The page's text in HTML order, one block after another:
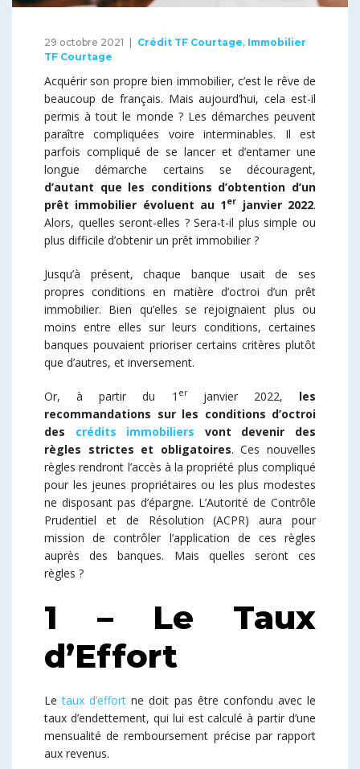
29 octobre 2021 Crédit TF Courtage, Immobilier
TF Courtage
Acquérir son propre bien immobilier, c’est le rêve de
beaucoup de français. Mais aujourd’hui, cela est-il
permis à tout le monde ? Les démarches peuvent
paraître compliquées voire interminables. Il est
parfois compliqué de se lancer et d’entamer une
longue démarche certains se découragent,
d’autant que les conditions d’obtention d’un
prêt immobilier évoluent au 1er janvier 2022.
Alors, quelles seront-elles ? Sera-t-il plus simple ou
plus difficile d’obtenir un prêt immobilier ?
Jusqu’à présent, chaque banque usait de ses
propres conditions en matière d’octroi d’un prêt
immobilier. Bien qu’elles se rejoignaient plus ou
moins entre elles sur leurs conditions, certaines
banques pouvaient prioriser certains critères plutôt
que d’autres, et inversement.
Or, à partir du 1 erjanvier 2022, les
recommandations sur les conditions d’octroi
des crédits immobiliers vont devenir des
règles strictes et obligatoires. Ces nouvelles
règles rendront l’accès à la propriété plus compliqué
pour les jeunes propriétaires ou les plus modestes
ne disposant pas d’épargne. L’Autorité de Contrôle
Prudentiel et de Résolution (ACPR) aura pour
mission de contrôler l’application de ces règles
auprès des banques. Mais quelles seront ces
règles ?
1 – Le Taux
d’Effort
Letaux d’effort ne doit pas être confondu avec le
taux d’endettement, qui lui est calculé à partir d’une
mensualité de remboursement précise par rapport
aux revenus.